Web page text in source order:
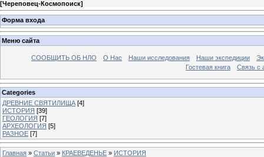
[Череповец-Космопоиск]
Форма входа
Меню сайта
СООБЩИТЬ ОБ НЛО О Нас Наши исследования Наши экспедиции
Гостевая книга
Связь с
Categories
ДРЕВНИЕ СВЯТИЛИЩА [4]
ИСТОРИЯ [39]
ГЕОЛОГИЯ [7]
АРХЕОЛОГИЯ [5]
РАЗНОЕ [7]
Главная » Статьи » КРАЕВЕДЕНЬЕ » ИСТОРИЯ